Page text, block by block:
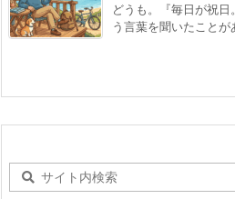
どうも。『毎日が祝
う言葉を聞いたこと